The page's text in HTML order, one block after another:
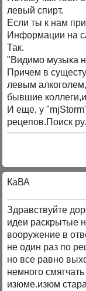
левый спирт.
Если ты к нам
Информации на
Так.
"Видимо музыка
Причем в
левым
бывшие коллеги,и
И еще, у
рецепов.Поиск
КаВА
Здравствуйте
идеи раскрытые
вооружение в
не один раз по
но все равно
немного
изюме.изюм